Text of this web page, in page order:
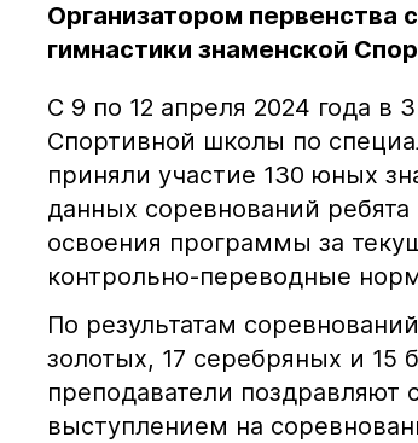
Организатором первенства
гимнастики знаменской
С 9 по 12 апреля 2024 года в
Спортивной школы по
приняли участие 130 юных
данных соревнований
освоения программы за
контрольно-переводные
По результатам
золотых, 17 серебряных и
преподаватели поздравляют
выступлением на